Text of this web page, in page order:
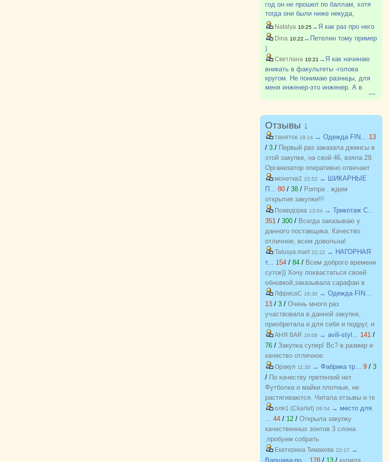
год он не прошел по баллам, хотя
тогда они были ниже некуда,
наверно самые низкие во всем
ЮУрГу. Вроде позже поступил, но
не знаю, окончил или нет
Natalya 10:25→Я как раз про него
Dina 10:22 →Петелин тому пример
)
Светлана 10:21 →Я как начинаю
вникать в факультеты -голова
кругом. Не понимаю разницы, для
меня инженер-это инженер. А в
каждом вузе столько направлений?
Отзывы ↓
таняток 18:14 → Одежда FIN... 13
/ 3 / Первый раз заказала джинсы в
этой закупке, на свой 46, взяла 29.
Организатор оперативно отвечает
на вопросы. Спасибо!!!
монетка2 15:52 → ШИКАРНЫЕ
П... 80 / 38 / Pompa . ждем
открытия закупки!!!
Помидорка 13:04 → Трикотаж C...
351 / 300 / Всегда заказываю у
данного поставщика. Качество
отличное, всем довольна!
Tatusya.mart 22:22 → НАГОРНАЯ
т... 154 / 84 / Всем доброго времени
суток)) Хочу похвастаться своей
обновкой,заказывала сарафан в
закупке (Нагорная трикотаж) и
осталась в полном восторге от
качества)) Соответствие
размерности и качество Выше
всяких похвал))
ЛфрисаС 16:30 → Одежда FIN...
13 / 3 / Очень много раз
участвовала в данной закупке,
приобретала и для себя и подруг, и
джинсы, и джемпера, и платья, и
блузки, вещи качественные,
соответствуют размеру и
описанию, организатор умничка
всегда оперативно отвечает, с
удовольствием буду участвовать
еще!
АНЯ BAR 16:06 → avili-styl... 141 /
76 / Закупка супер! Вс? в размер и
качество отличное.
Оракул 11:30 → Фабрика тр... 9 / 3
/ По качеству претензий нет.
Футболка и майки плотные, не
растягиваются. Читала отзывы и тк
люблю не в облипку вещи, на свой
46р-р заказала все вещи 48, все
равно получилось в облипку, и на
мой взгляд на рост 165-168
женский, у меня 173 мне
коротковато, но ношу все вещи с
оля1 (Ckarlet) 09:54 → место для
... 44 / 12 / Открыла закупку
качественных зонтов 3 слона
,пробуем собрать
https://zakupki.deti74.ru/index.php?
route=purchase/show&id=1851321
Екатерина Тимакова 22:17 →
Варшава-по...
128 / 13 / купила